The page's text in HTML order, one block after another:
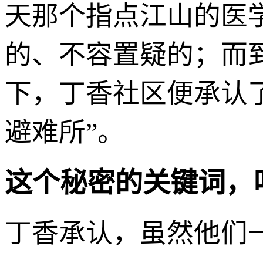
天那个指点江山的医
的、不容置疑的；而
下，丁香社区便承认
避难所”。
这个秘密的关键词，
丁香承认，虽然他们